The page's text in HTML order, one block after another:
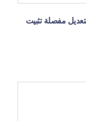
مفصلة تثبيت